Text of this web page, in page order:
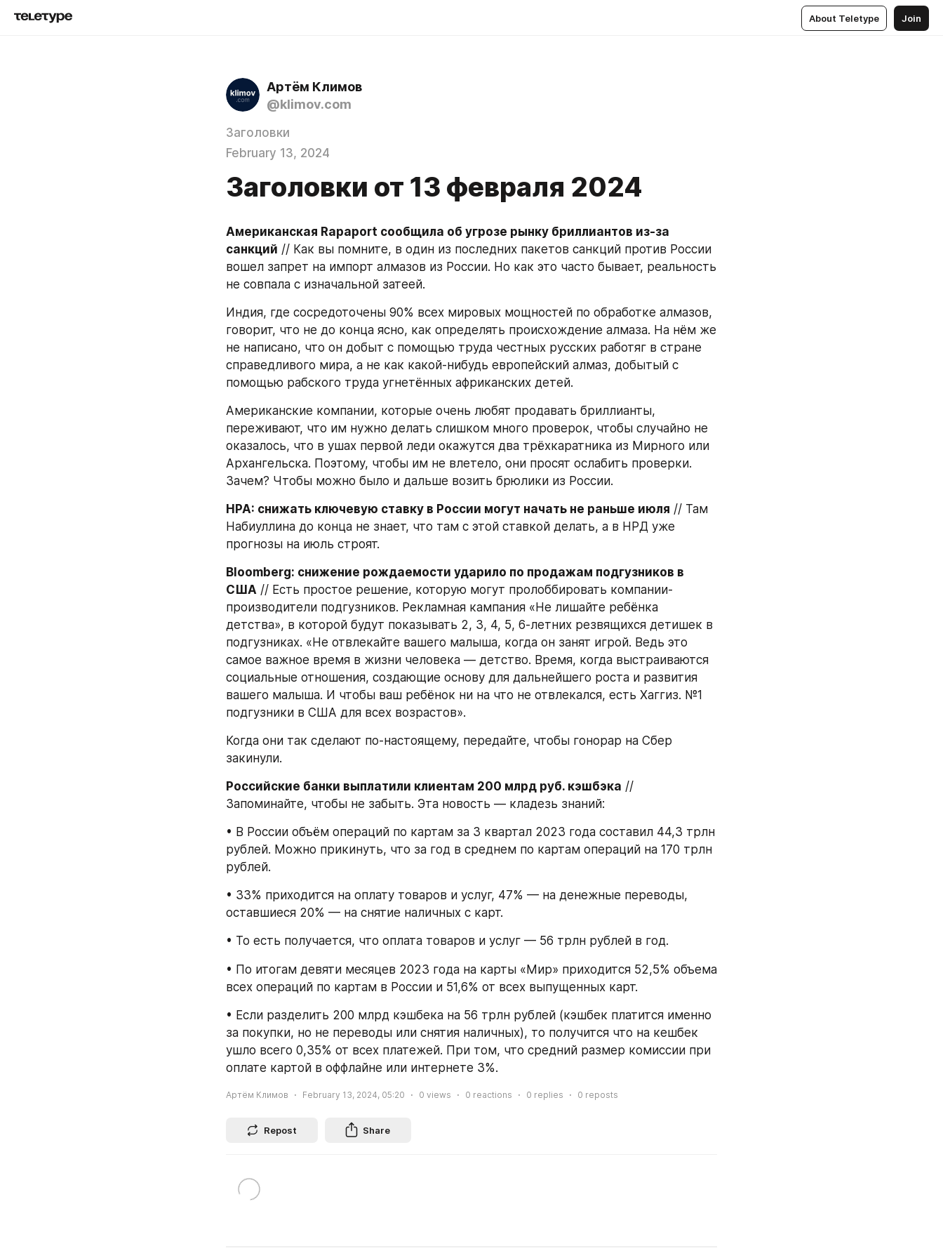
About Teletype Join
Артём Климов
@klimov.com
Заголовки
February 13, 2024
Заголовки от 13 февраля 2024
Американская Rapaport сообщила об угрозе рынку бриллиантов из-за
санкций // Как вы помните, в один из последних пакетов санкций против России
вошел запрет на импорт алмазов из России. Но как это часто бывает, реальность
не совпала с изначальной затеей.
Индия, где сосредоточены 90% всех мировых мощностей по обработке алмазов,
говорит, что не до конца ясно, как определять происхождение алмаза. На нём же
не написано, что он добыт с помощью труда честных русских работяг в стране
справедливого мира, а не как какой-нибудь европейский алмаз, добытый с
помощью рабского труда угнетённых африканских детей.
Американские компании, которые очень любят продавать бриллианты,
переживают, что им нужно делать слишком много проверок, чтобы случайно не
оказалось, что в ушах первой леди окажутся два трёхкаратника из Мирного или
Архангельска. Поэтому, чтобы им не влетело, они просят ослабить проверки.
Зачем? Чтобы можно было и дальше возить брюлики из России.
НРА: снижать ключевую ставку в России могут начать не раньше июля // Там
Набиуллина до конца не знает, что там с этой ставкой делать, а в НРД уже
прогнозы на июль строят.
Bloomberg: снижение рождаемости ударило по продажам подгузников в
США // Есть простое решение, которую могут пролоббировать компании-
производители подгузников. Рекламная кампания «Не лишайте ребёнка
детства», в которой будут показывать 2, 3, 4, 5, 6-летних резвящихся детишек в
подгузниках. «Не отвлекайте вашего малыша, когда он занят игрой. Ведь это
самое важное время в жизни человека — детство. Время, когда выстраиваются
социальные отношения, создающие основу для дальнейшего роста и развития
вашего малыша. И чтобы ваш ребёнок ни на что не отвлекался, есть Хаггиз. №1
подгузники в США для всех возрастов».
Когда они так сделают по-настоящему, передайте, чтобы гонорар на Сбер
закинули.
Российские банки выплатили клиентам 200 млрд руб. кэшбэка //
Запоминайте, чтобы не забыть. Эта новость — кладезь знаний:
• В России объём операций по картам за 3 квартал 2023 года составил 44,3 трлн
рублей. Можно прикинуть, что за год в среднем по картам операций на 170 трлн
рублей.
• 33% приходится на оплату товаров и услуг, 47% — на денежные переводы,
оставшиеся 20% — на снятие наличных с карт.
• То есть получается, что оплата товаров и услуг — 56 трлн рублей в год.
• По итогам девяти месяцев 2023 года на карты «Мир» приходится 52,5% объема
всех операций по картам в России и 51,6% от всех выпущенных карт.
• Если разделить 200 млрд кэшбека на 56 трлн рублей (кэшбек платится именно
за покупки, но не переводы или снятия наличных), то получится что на кешбек
ушло всего 0,35% от всех платежей. При том, что средний размер комиссии при
оплате картой в оффлайне или интернете 3%.
Артём Климов February 13, 2024, 05:20 0 views 0 reactions 0 replies 0 reposts
Repost Share